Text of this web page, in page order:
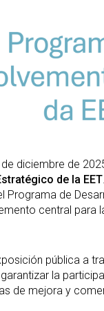
en Matemática
Internacional en
en Ciencia y
Universitario en
Cosas - IoT
Universitario en
Extendida
diciembre de
de la EET
de
central para
pública a
la
de mejora y